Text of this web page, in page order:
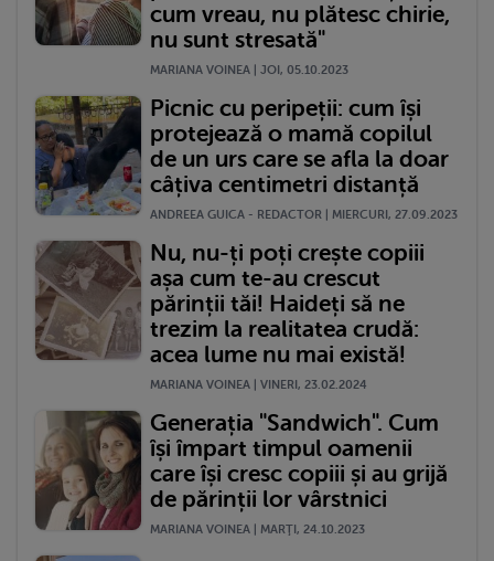
cum vreau, nu plătesc chirie,
nu sunt stresată"
MARIANA VOINEA | JOI, 05.10.2023
Picnic cu peripeții: cum își
protejează o mamă copilul
de un urs care se afla la doar
câțiva centimetri distanță
ANDREEA GUICA - REDACTOR | MIERCURI, 27.09.2023
Nu, nu-ți poți crește copiii
așa cum te-au crescut
părinții tăi! Haideți să ne
trezim la realitatea crudă:
acea lume nu mai există!
MARIANA VOINEA | VINERI, 23.02.2024
Generația "Sandwich". Cum
își împart timpul oamenii
care își cresc copiii și au grijă
de părinții lor vârstnici
MARIANA VOINEA | MARŢI, 24.10.2023